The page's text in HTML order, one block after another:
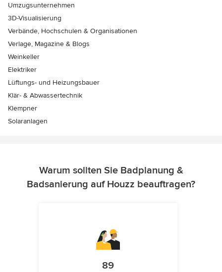
Umzugsunternehmen
3D-Visualisierung
Verbände, Hochschulen & Organisationen
Verlage, Magazine & Blogs
Weinkeller
Elektriker
Lüftungs- und Heizungsbauer
Klär- & Abwassertechnik
Klempner
Solaranlagen
Warum sollten Sie Badplanung &
Badsanierung auf Houzz beauftragen?
89